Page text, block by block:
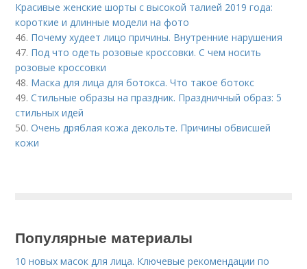
Красивые женские шорты с высокой талией 2019 года:
короткие и длинные модели на фото
46. Почему худеет лицо причины. Внутренние нарушения
47. Под что одеть розовые кроссовки. С чем носить
розовые кроссовки
48. Маска для лица для ботокса. Что такое ботокс
49.Стильные образы на праздник. Праздничный образ: 5
стильных идей
50.Очень дряблая кожа декольте. Причины обвисшей
кожи
Популярные материалы
10 новых масок для лица. Ключевые рекомендации по